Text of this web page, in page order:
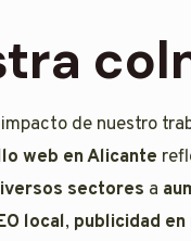
de nuestro
web en Alicante
sectores a
local, publicidad